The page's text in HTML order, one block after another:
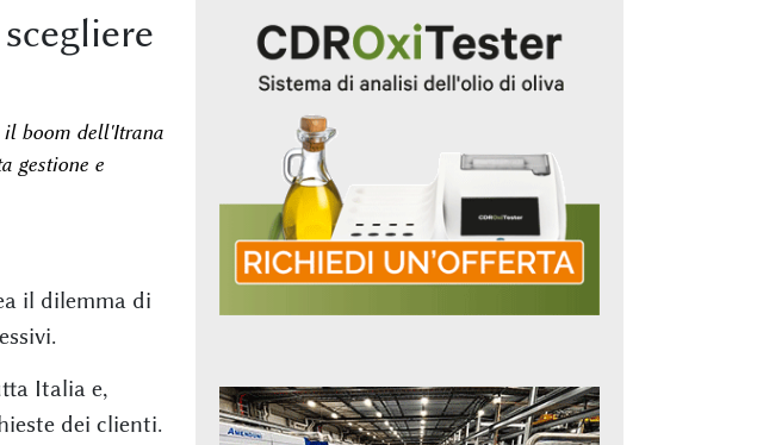
boom dell'Itrana
gestione e
il dilemma di
Italia e,
dei clienti.